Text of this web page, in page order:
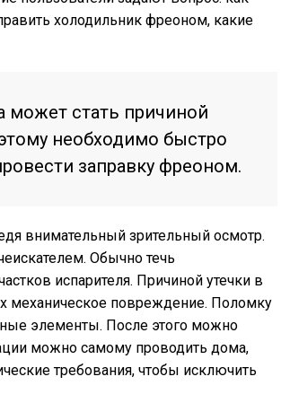
холодильник фреоном, какие
может стать причиной
необходимо быстро
заправку фреоном.
внимательный зрительный осмотр.
Обычно течь
испарителя. Причиной утечки в
механическое повреждение. Поломку
элементы. После этого можно
можно самому проводить дома,
требования, чтобы исключить